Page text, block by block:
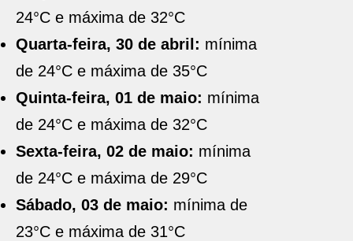
24°C e máxima de 32°C
Quarta-feira, 30 de abril: mínima
de 24°C e máxima de 35°C
Quinta-feira, 01 de maio: mínima
de 24°C e máxima de 32°C
Sexta-feira, 02 de maio: mínima
de 24°C e máxima de 29°C
Sábado, 03 de maio: mínima de
23°C e máxima de 31°C